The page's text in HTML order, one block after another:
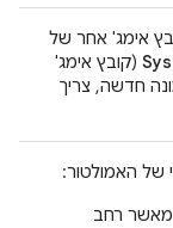
אימג' אחר של
(קובץ אימג'
חדשה, צריך
של האמולטור:
מאשר רחב